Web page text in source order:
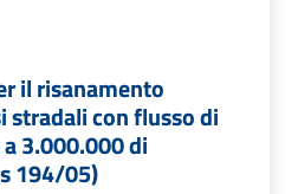
il risanamento
stradali con flusso di
3.000.000 di
194/05)